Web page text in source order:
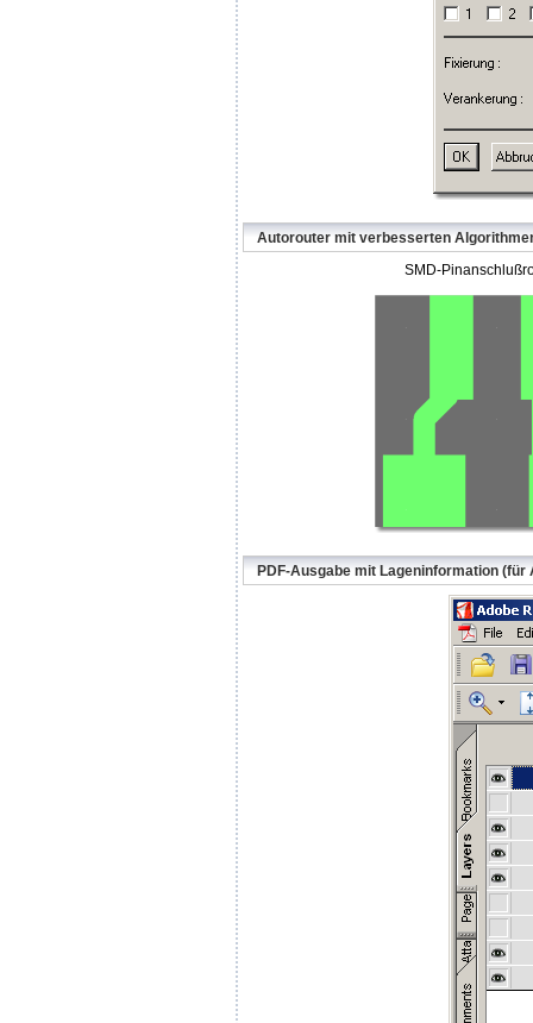
Autorouter mit verbesserten
SMD-
PDF-Ausgabe mit Lageninformation (für